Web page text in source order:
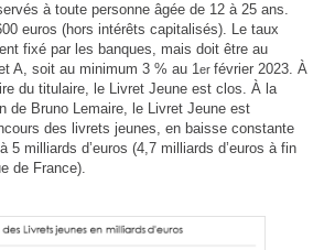
à toute personne âgée de 12 à 25 ans.
euros (hors intérêts capitalisés). Le taux
fixé par les banques, mais doit être au
A, soit au minimum 3 % au 1erfévrier 2023. À
du titulaire, le Livret Jeune est clos. À la
de Bruno Lemaire, le Livret Jeune est
des livrets jeunes, en baisse constante
5 milliards d’euros (4,7 milliards d’euros à fin
de France).